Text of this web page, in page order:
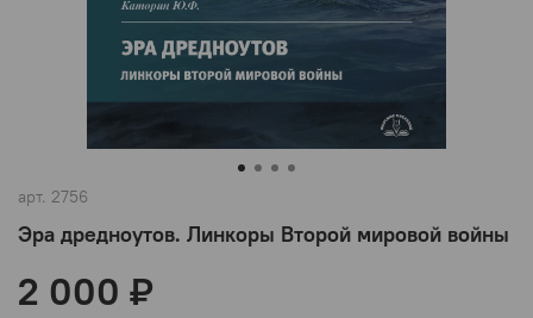
арт. 2756
Эра дредноутов. Линкоры Второй мировой войны
2 000 ₽